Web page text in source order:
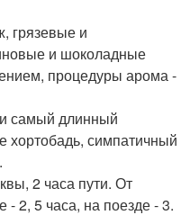
грязевые и
и шоколадные
процедуры арома -
самый длинный
хортобадь, симпатичный
2 часа пути. От
2, 5 часа, на поезде - 3.